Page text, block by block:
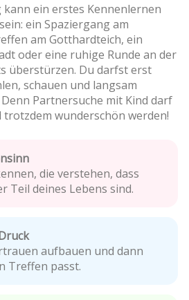
ein erstes Kennenlernen
ein Spaziergang am
am Gotthardteich, ein
oder eine ruhige Runde an der
überstürzen. Du darfst erst
schauen und langsam
Partnersuche mit Kind darf
wunderschön werden!
die verstehen, dass
Teil deines Lebens sind.
aufbauen und dann
Treffen passt.